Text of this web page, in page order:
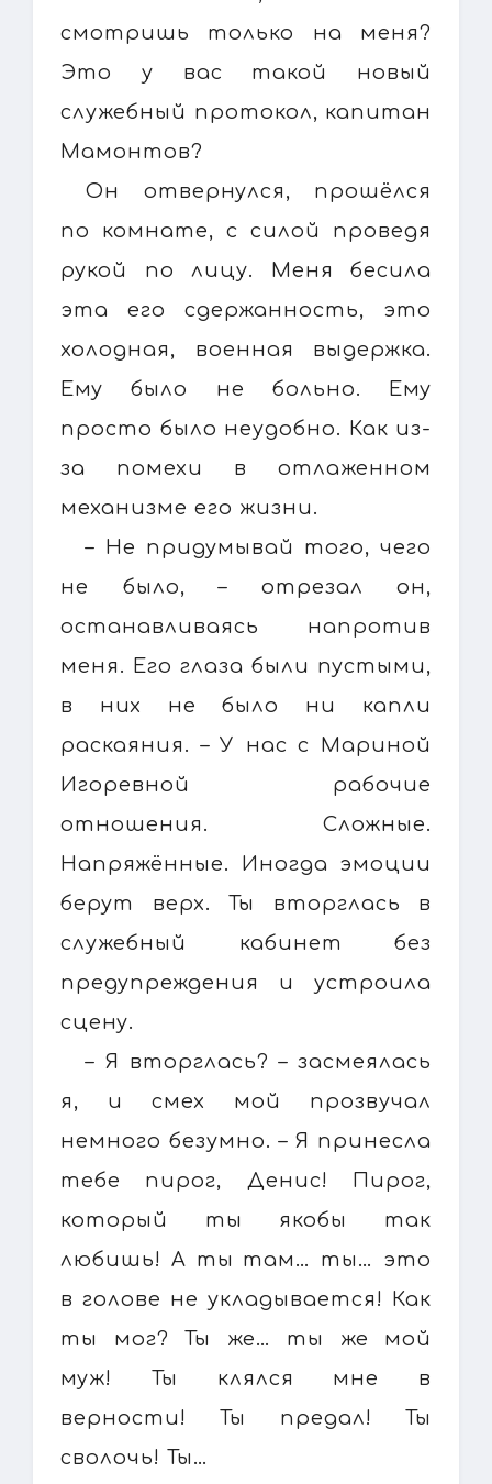
смотришь только на меня?
Это у вас такой новый
служебный протокол, капитан
Мамонтов?
Он отвернулся, прошёлся
по комнате, с силой проведя
рукой по лицу. Меня бесила
эта его сдержанность, это
холодная, военная выдержка.
Ему было не больно. Ему
просто было неудобно. Как из-
за помехи в отлаженном
механизме его жизни.
– Не придумывай того, чего
не было, – отрезал он,
останавливаясь напротив
меня. Его глаза были пустыми,
в них не было ни капли
раскаяния. – У нас с Мариной
Игоревной рабочие
отношения. Сложные.
Напряжённые. Иногда эмоции
берут верх. Ты вторглась в
служебный кабинет без
предупреждения и устроила
сцену.
– Я вторглась? – засмеялась
я, и смех мой прозвучал
немного безумно. – Я принесла
тебе пирог, Денис! Пирог,
который ты якобы так
любишь! А ты там… ты… это
в голове не укладывается! Как
ты мог? Ты же… ты же мой
муж! Ты клялся мне в
верности! Ты предал! Ты
сволочь! Ты…